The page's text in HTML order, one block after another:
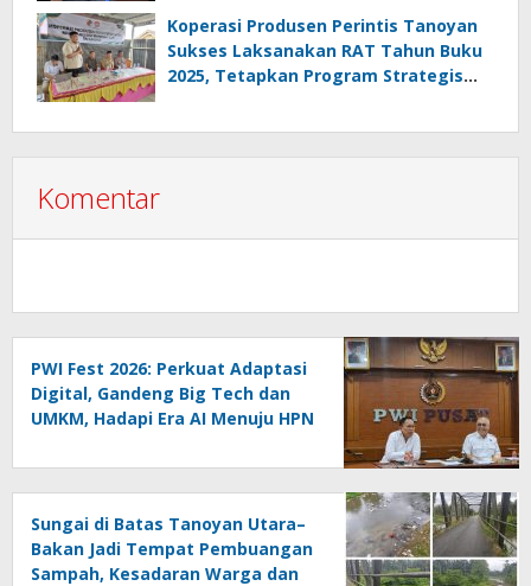
Melanggar Aturan”
Koperasi Produsen Perintis Tanoyan
Sukses Laksanakan RAT Tahun Buku
2025, Tetapkan Program Strategis
Komentar
PWI Fest 2026: Perkuat Adaptasi
Digital, Gandeng Big Tech dan
UMKM, Hadapi Era AI Menuju HPN
Sungai di Batas Tanoyan Utara–
Bakan Jadi Tempat Pembuangan
Sampah, Kesadaran Warga dan